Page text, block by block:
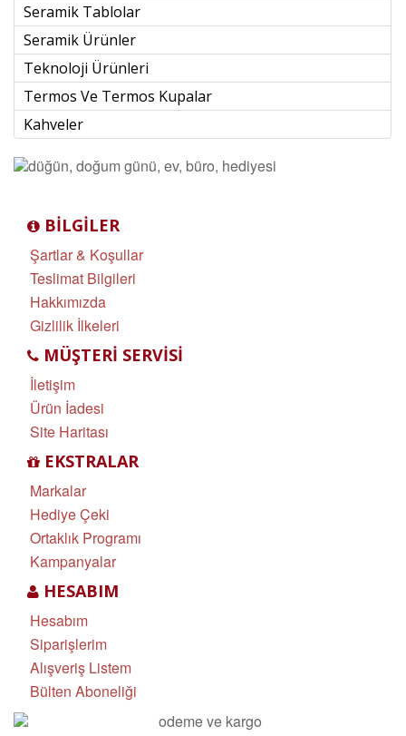
Seramik Tablolar
Seramik Ürünler
Teknoloji Ürünleri
Termos Ve Termos Kupalar
Kahveler
BILGILER
Şartlar & Koşullar
Teslimat Bilgileri
Hakkımızda
Gizlilik İlkeleri
MÜŞTERI SERVISI
İletişim
Ürün İadesi
Site Haritası
EKSTRALAR
Markalar
Hediye Çeki
Ortaklık Programı
Kampanyalar
HESABIM
Hesabım
Siparişlerim
Alışveriş Listem
Bülten Aboneliği